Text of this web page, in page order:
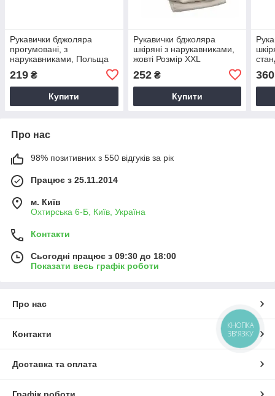
Рукавички бджоляра
прогумовані, з
нарукавниками, Польща
219 ₴
Купити
Рукавички бджоляра
шкіряні з нарукавниками,
жовті Розмір XXL
252₴
Купити
360
Про нас
98% позитивних з 550 відгуків за рік
Працює з 25.11.2014
м. Київ
Охтирська 6-Б, Київ, Україна
Контакти
Сьогодні працює з 09:30 до 18:00
Показати весь графік роботи
Про нас
Контакти
Доставка та оплата
КНОПКА
ЗВ'ЯЗКУ